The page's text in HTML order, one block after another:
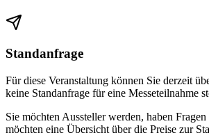
Standanfrage
Für diese Veranstaltung können Sie derzeit
keine Standanfrage für eine Messeteilnahme
Sie möchten Aussteller werden, haben
möchten eine Übersicht über die Preise zur